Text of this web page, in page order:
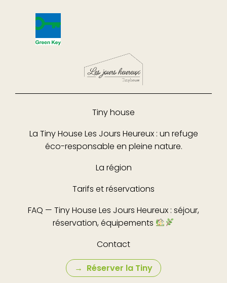
Tiny house
La Tiny House Les Jours Heureux : un refuge
éco-responsable en pleine nature.
La région
Tarifs et réservations
FAQ — Tiny House Les Jours Heureux : séjour,
réservation, équipements
Contact
Réserver la Tiny